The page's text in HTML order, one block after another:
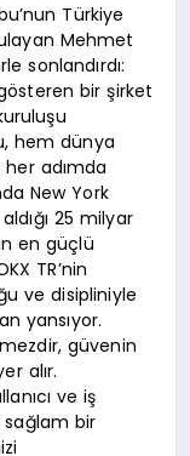
Türkiye
Mehmet
sonlandırdı:
bir şirket
hem dünya
adımda
New York
aldığı 25 milyar
en güçlü
TR’nin
ve disipliniyle
yansıyor.
güvenin
alır.
ve iş
sağlam bir